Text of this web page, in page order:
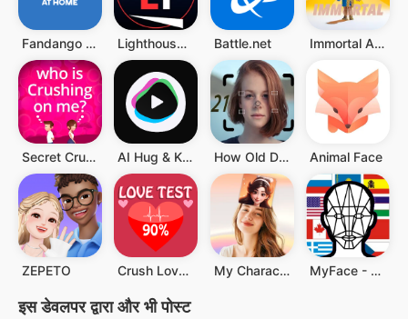
Fandango at Home Lighthouse Immersive Battle.net Immortal AI - Celebrity Chat
Secret Crush Detector App AI Hug & Kiss Video Generator How Old Do I Look Animal Face
ZEPETO Crush Love Tester My Character: Cartoon Filter MyFace - Nationality by face
इस डेवलपर द्वारा और भी पोस्ट